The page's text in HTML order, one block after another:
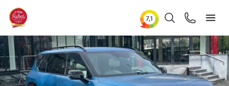
ZoekenContact